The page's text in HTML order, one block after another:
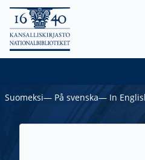
Suomeksi― På svenska― In